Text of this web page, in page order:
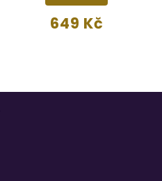
649 Kč